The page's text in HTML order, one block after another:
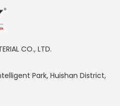
CO., LTD.
Park, Huishan District,